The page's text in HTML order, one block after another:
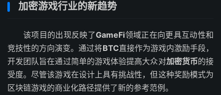
加密游戏行业的新趋势
该项目的出现反映了GameFi领域正在向更具互动性和
竞技性的方向演变。通过将BTC直接作为游戏内激励手段，
开发团队旨在通过简单的游戏体验提高大众对加密货币的接
受度。尽管该游戏在设计上具有挑战性，但这种奖励模式为
区块链游戏的商业化路径提供了新的参考范例。